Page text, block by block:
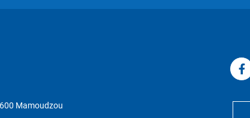
Mamoudzou